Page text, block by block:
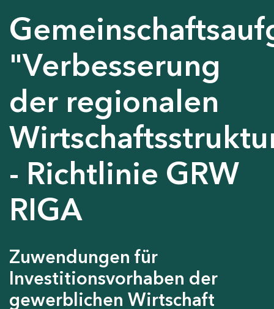
"Verbesserung
der regionalen
- Richtlinie GRW
RIGA
Zuwendungen für
Investitionsvorhaben der
gewerblichen Wirtschaft